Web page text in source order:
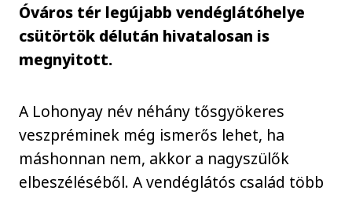
Óváros tér legújabb vendéglátóhelye
csütörtök délután hivatalosan is
megnyitott.
A Lohonyay név néhány tősgyökeres
veszpréminek még ismerős lehet, ha
máshonnan nem, akkor a nagyszülők
elbeszéléséből. A vendéglátós család több